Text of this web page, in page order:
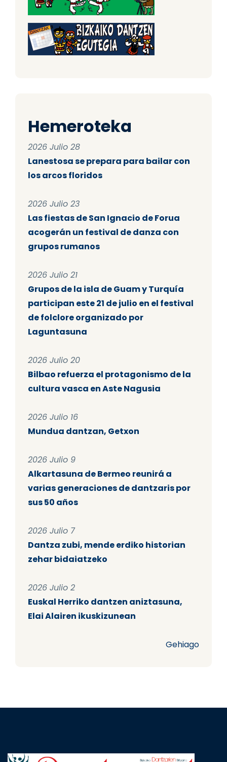
Hemeroteka
2026 Julio 28
Lanestosa se prepara para bailar con
los arcos floridos
2026 Julio 23
Las fiestas de San Ignacio de Forua
acogerán un festival de danza con
grupos rumanos
2026 Julio 21
Grupos de la isla de Guam y Turquía
participan este 21 de julio en el festival
de folclore organizado por
Laguntasuna
2026 Julio 20
Bilbao refuerza el protagonismo de la
cultura vasca en Aste Nagusia
2026 Julio 16
Mundua dantzan, Getxon
2026 Julio 9
Alkartasuna de Bermeo reunirá a
varias generaciones de dantzaris por
sus 50 años
2026 Julio 7
Dantza zubi, mende erdiko historian
zehar bidaiatzeko
2026 Julio 2
Euskal Herriko dantzen aniztasuna,
Elai Alairen ikuskizunean
Gehiago